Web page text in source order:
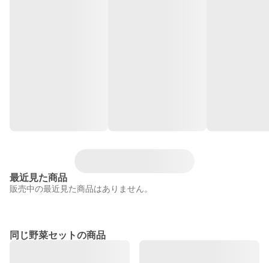
最近見た商品
販売中の最近見た商品はありません。
同じ野菜セットの商品